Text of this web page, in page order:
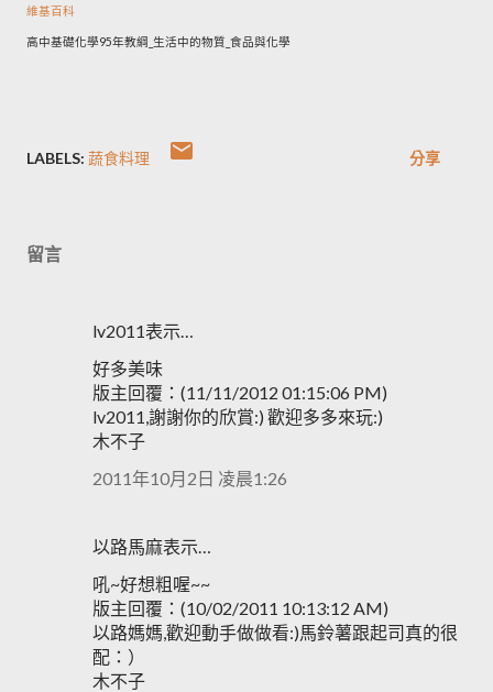
維基百科
高中基礎化學95年教綱_生活中的物質_食品與化學
LABELS: 蔬食料理 分享
留言
lv2011表示…
好多美味
版主回覆：(11/11/2012 01:15:06 PM)
lv2011,謝謝你的欣賞:) 歡迎多多來玩:)
木不子
2011年10月2日 凌晨1:26
以路馬麻表示…
吼~好想粗喔~~
版主回覆：(10/02/2011 10:13:12 AM)
以路媽媽,歡迎動手做做看:)馬鈴薯跟起司真的很
配：）
木不子